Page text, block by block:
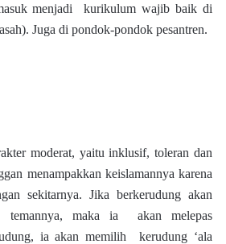
menjadi kurikulum wajib baik di
Juga di pondok-pondok pesantren.
moderat, yaitu inklusif, toleran dan
menampakkan keislamannya karena
sekitarnya. Jika berkerudung akan
temannya, maka ia akan melepas
ia akan memilih kerudung ‘ala